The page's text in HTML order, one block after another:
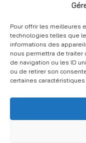
Pour offrir les meilleures
technologies telles que
informations des
nous permettra de
de navigation ou les ID
ou de retirer son
certaines
PAR